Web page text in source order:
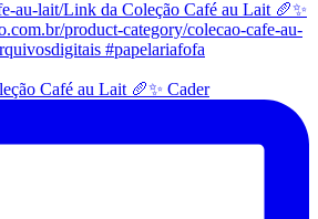
Café au Lait 🥖✨ Cader